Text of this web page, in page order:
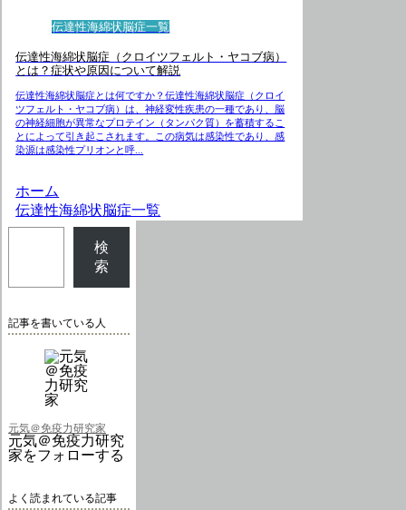
伝達性海綿状脳症一覧
伝達性海綿状脳症（クロイツフェルト・ヤコブ病）
とは？症状や原因について解説
伝達性海綿状脳症とは何ですか？伝達性海綿状脳症（クロイ
ツフェルト・ヤコブ病）は、神経変性疾患の一種であり、脳
の神経細胞が異常なプロテイン（タンパク質）を蓄積するこ
とによって引き起こされます。この病気は感染性であり、感
染源は感染性プリオンと呼...
ホーム
伝達性海綿状脳症一覧
検
索
記事を書いている人
元気＠免疫力研究家
元気＠免疫力研究
家をフォローする
よく読まれている記事